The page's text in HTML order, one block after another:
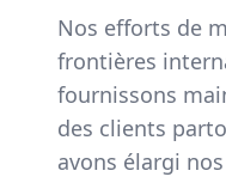
Nos efforts de
frontières
fournissons
des clients
avons élargi